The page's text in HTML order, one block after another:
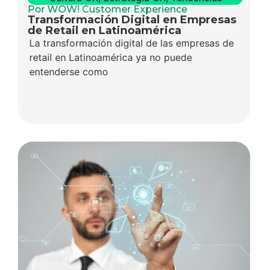
Por WOW! Customer Experience
Transformación Digital en Empresas
de Retail en Latinoamérica
La transformación digital de las empresas de
retail en Latinoamérica ya no puede
entenderse como